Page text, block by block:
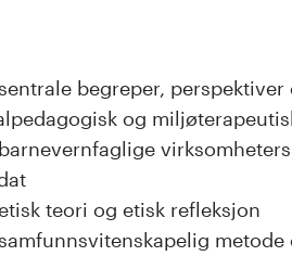
begreper,
og
teori og etisk refleksjon